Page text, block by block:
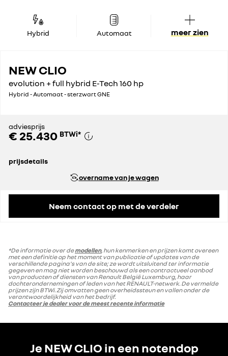
Hybrid Automaat meer zien
NEW CLIO
evolution + full hybrid E-Tech 160 hp
Hybrid - Automaat - sterzwart GNE
adviesprijs
€ 25.430 BTWi*
prijsdetails
overname van je wagen
Neem contact op met de verdeler
*De informatie over demodellen, hun kenmerken en prijzen komt overeen
met een definitie op het moment van publicatie of updates van de
verschillende pagina's van de site; ze wordt uitsluitend ter informatie
gegeven en mag niet worden beschouwd als een contractueel aanbod
van producten of diensten van Renault België Luxemburg, haar
dochterondernemingen of leden van het RENAULT-netwerk. De vermelde
prijzen zijn BTWi. Zij omvatten geen overheidssteun en vallen onder de
verantwoordelijkheid van het bedrijf.
Contacteer je dealer voor de meest recente informatie
Je NEW CLIO in een notendop